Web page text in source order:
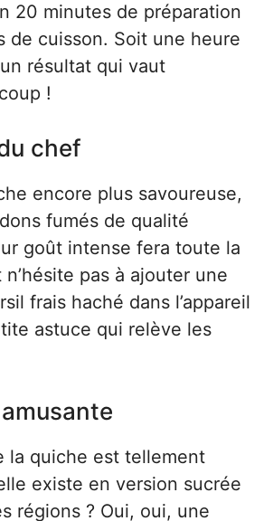
20 minutes de préparation
de cuisson. Soit une heure
résultat qui vaut
!
chef
encore plus savoureuse,
fumés de qualité
goût intense fera toute la
pas à ajouter une
frais haché dans l’appareil
astuce qui relève les
la quiche est tellement
existe en version sucrée
régions ? Oui, oui, une